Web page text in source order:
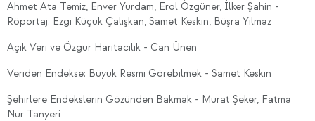
Ahmet Ata Temiz, Enver Yurdam, Erol Özgüner, İlker Şahin -
Röportaj: Ezgi Küçük Çalışkan, Samet Keskin, Büşra Yılmaz
Açık Veri ve Özgür Haritacılık - Can Ünen
Veriden Endekse: Büyük Resmi Görebilmek - Samet Keskin
Şehirlere Endekslerin Gözünden Bakmak - Murat Şeker, Fatma
Nur Tanyeri